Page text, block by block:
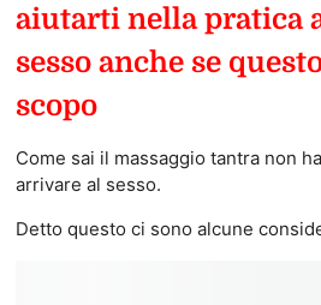
aiutarti nella pratica
sesso anche se
scopo
Come sai il massaggio tantra non
arrivare al sesso.
Detto questo ci sono alcune